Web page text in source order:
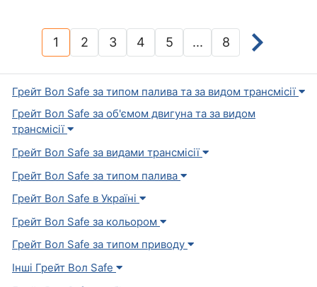
1(current)
2 3 4 5 ... 8
Грейт Вол Safe за типом палива та за видом трансмісії
Грейт Вол Safe за об'ємом двигуна та за видом
трансмісії
Грейт Вол Safe за видами трансмісії
Грейт Вол Safe за типом палива
Грейт Вол Safe в Україні
Грейт Вол Safe за кольором
Грейт Вол Safe за типом приводу
Інші Грейт Вол Safe